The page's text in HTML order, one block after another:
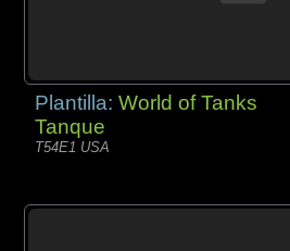
Plantilla:World of Tanks
Tanque
T54E1 USA